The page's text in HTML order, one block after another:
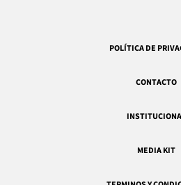
POLÍTICA DE
CONTACTO
MEDIA KIT